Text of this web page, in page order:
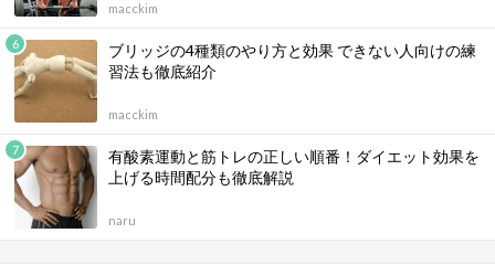
macckim
ブリッジの4種類のやり方と効果 できない人向けの練
習法も徹底紹介
macckim
有酸素運動と筋トレの正しい順番！ダイエット効果を
上げる時間配分も徹底解説
naru